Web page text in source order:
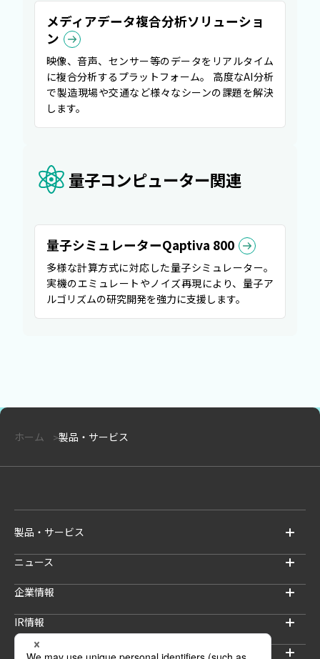
メディアデータ複合分析ソリューショ
ン
映像、音声、センサー等のデータをリアルタイム
に複合分析するプラットフォーム。 高度なAI分析
で製造現場や交通など様々なシーンの課題を解決
します。
量子コンピューター関連
量子シミュレーターQaptiva 800
多様な計算方式に対応した量子シミュレーター。
実機のエミュレートやノイズ再現により、量子ア
ルゴリズムの研究開発を強力に支援します。
ホーム 製品・サービス
製品・サービス
ニュース
企業情報
IR情報
サステナビリティ